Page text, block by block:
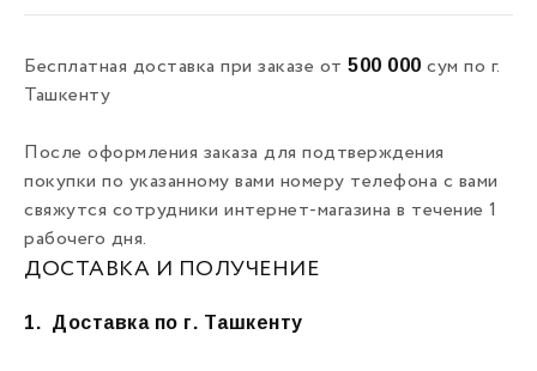
Бесплатная доставка при заказе от 500 000 сум по г.
Ташкенту
После оформления заказа для подтверждения
покупки по указанному вами номеру телефона с вами
свяжутся сотрудники интернет-магазина в течение 1
рабочего дня.
ДОСТАВКА И ПОЛУЧЕНИЕ
1. Доставка по г. Ташкенту